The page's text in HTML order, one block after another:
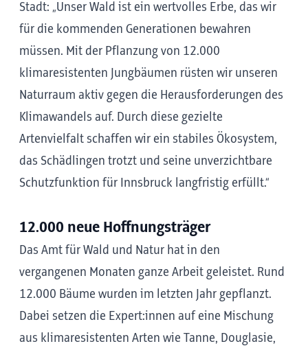
Stadt: „Unser Wald ist ein wertvolles Erbe, das wir
für die kommenden Generationen bewahren
müssen. Mit der Pflanzung von 12.000
klimaresistenten Jungbäumen rüsten wir unseren
Naturraum aktiv gegen die Herausforderungen des
Klimawandels auf. Durch diese gezielte
Artenvielfalt schaffen wir ein stabiles Ökosystem,
das Schädlingen trotzt und seine unverzichtbare
Schutzfunktion für Innsbruck langfristig erfüllt.“
12.000 neue Hoffnungsträger
Das Amt für Wald und Natur hat in den
vergangenen Monaten ganze Arbeit geleistet. Rund
12.000 Bäume wurden im letzten Jahr gepflanzt.
Dabei setzen die Expert:innen auf eine Mischung
aus klimaresistenten Arten wie Tanne, Douglasie,